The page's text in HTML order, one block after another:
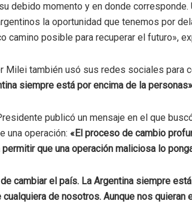
debido momento y en donde
la oportunidad que tenemos por
camino posible para recuperar el futuro»,
Milei también usó sus redes sociales para
siempre está por encima de la
publicó un mensaje en el que
una operación: «El proceso de cambio
que una operación maliciosa lo
cambiar el país. La Argentina siempre
de nosotros. Aunque nos quieran